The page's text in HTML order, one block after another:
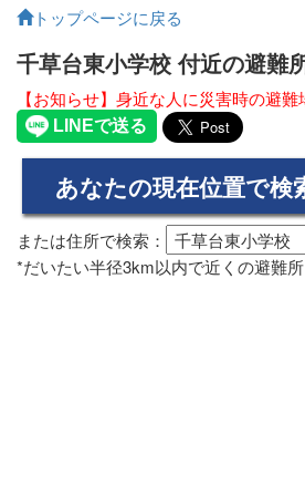
トップページに戻る
千草台東小学校 付近の避難
【お知らせ】身近な人に災害時の避
または住所で検索：
*だいたい半径3km以内で近くの避難